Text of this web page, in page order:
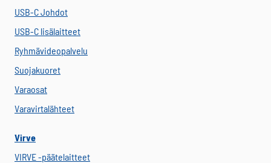
USB-C Johdot
USB-C lisälaitteet
Ryhmävideopalvelu
Suojakuoret
Varaosat
Varavirtalähteet
Virve
VIRVE -päätelaitteet